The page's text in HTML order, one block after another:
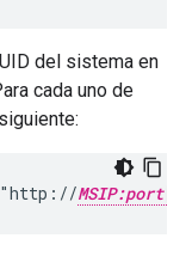
del sistema en
cada uno de
MSIP:port